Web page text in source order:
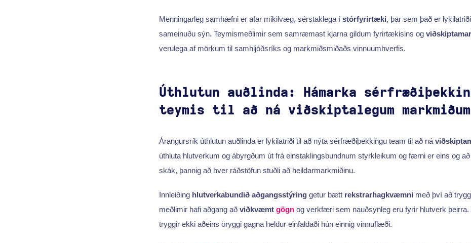
Menningarleg samhæfni er afar mikilvæg, sérstaklega í stórfyrirtæki, þar sem það er
sameinuðu sýn. Teymismeðlimir sem samræmast kjarna gildum fyrirtækisins og
verulega af mörkum til samhljóðsríks og markmiðsmiðaðs vinnuumhverfis.
Úthlutun auðlinda: Hámarka
teymis til að ná viðskiptalegum markmiðum
Árangursrík úthlutun auðlinda er lykilatriði til að nýta sérfræðiþekkingu team til að ná
úthluta hlutverkum og ábyrgðum út frá einstaklingsbundnum styrkleikum og færni er eins og
skák, þannig að hver ráðstöfun stuðli að heildarmarkmiðinu.
Innleiðing hlutverkabundið aðgangsstýringgetur bætt rekstrarhagkvæmni með því að
meðlimir hafi aðgang að viðkvæmt gögnog verkfæri sem nauðsynleg eru fyrir hlutverk þeirra.
tryggir ekki aðeins öryggi gagna heldur einfaldaði hún einnig vinnuflæði.